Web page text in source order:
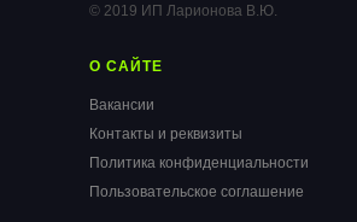
О САЙТЕ
Вакансии
Контакты и реквизиты
Политика конфиденциальности
Пользовательское соглашение
© 2019 ИП Ларионова В.Ю.